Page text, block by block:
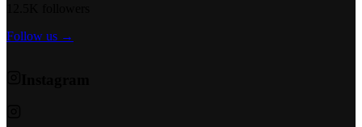
Follow us →